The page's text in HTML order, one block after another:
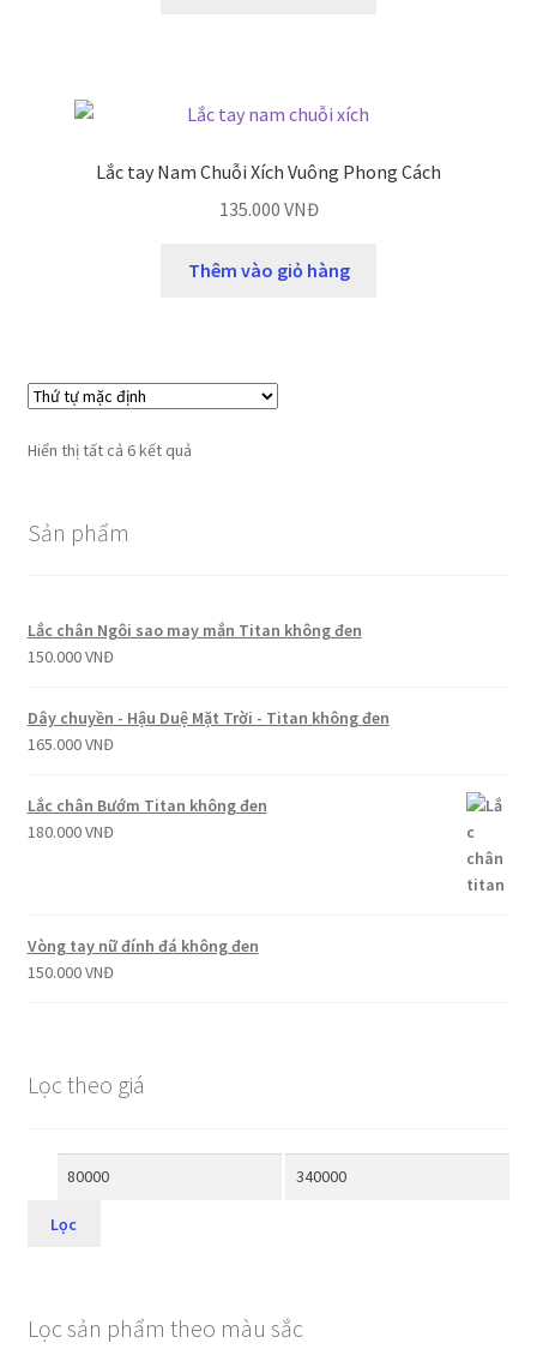
Lắc tay Nam Chuỗi Xích Vuông Phong Cách
135.000 VNĐ
Thêm vào giỏ hàng
Hiển thị tất cả 6 kết quả
Sản phẩm
Lắc chân Ngôi sao may mắn Titan không đen
150.000VNĐ
Dây chuyền - Hậu Duệ Mặt Trời - Titan không đen
165.000VNĐ
Lắc chân Bướm Titan không đen
180.000VNĐ
Vòng tay nữ đính đá không đen
150.000VNĐ
Lọc theo giá
Lọc
Lọc sản phẩm theo màu sắc